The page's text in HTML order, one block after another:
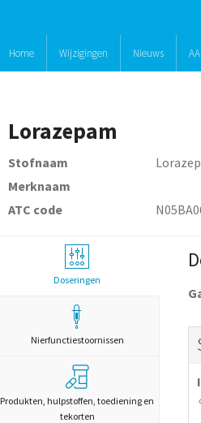
Home Wijzigingen Nieuws
Lorazepam
Stofnaam
Merknaam
ATC code
Doseringen
Nierfunctiestoornissen
Produkten, hulpstoffen, toediening en
tekorten